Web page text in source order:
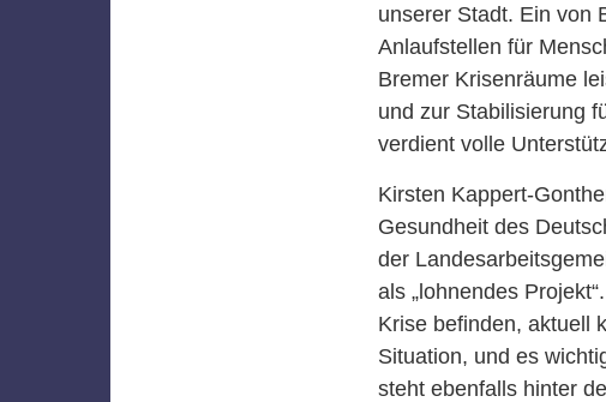
unserer Stadt. Ein von
Anlaufstellen für
Bremer Krisenräume
und zur Stabilisierung
verdient volle
Kirsten Kappert-
Gesundheit des
der
als „lohnendes
Krise befinden, aktuell
Situation, und es
steht ebenfalls hinter